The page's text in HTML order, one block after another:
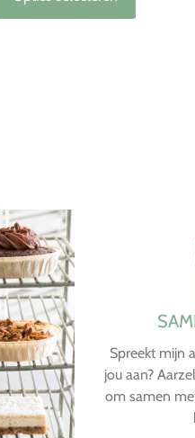
Spreekt mijn
jou aan?
om samen